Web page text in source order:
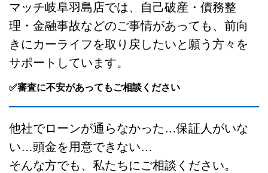
マッチ岐阜羽島店では、自己破産・債務整
理・金融事故などのご事情があっても、前向
きにカーライフを取り戻したいと願う方々を
サポートしています。
✅審査に不安があってもご相談ください
他社でローンが通らなかった…保証人がいな
い…頭金を用意できない…
そんな方でも、私たちにご相談ください。